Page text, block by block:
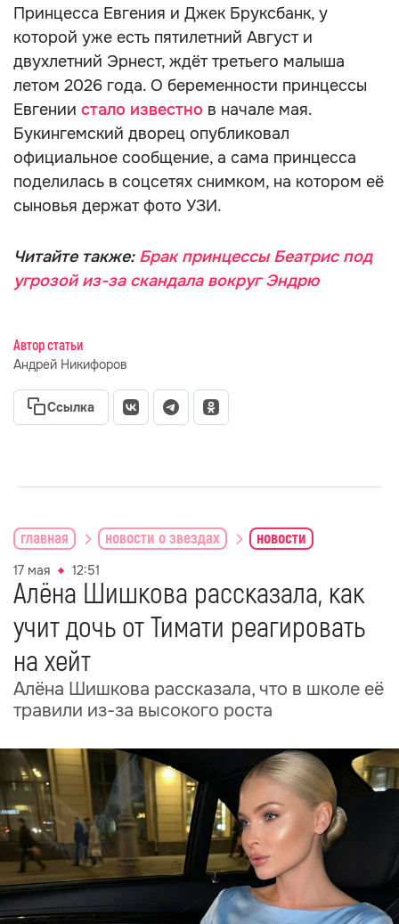
Принцесса Евгения и Джек Бруксбанк, у
которой уже есть пятилетний Август и
двухлетний Эрнест, ждёт третьего малыша
летом 2026 года. О беременности принцессы
Евгении стало известно в начале мая.
Букингемский дворец опубликовал
официальное сообщение, а сама принцесса
поделилась в соцсетях снимком, на котором её
сыновья держат фото УЗИ.
Читайте также: Брак принцессы Беатрис под
угрозой из-за скандала вокруг Эндрю
Автор статьи
Андрей Никифоров
Ссылка
главная новости о звездах новости
17 мая 12:51
Алёна Шишкова рассказала, как
учит дочь от Тимати реагировать
на хейт
Алёна Шишкова рассказала, что в школе её
травили из-за высокого роста